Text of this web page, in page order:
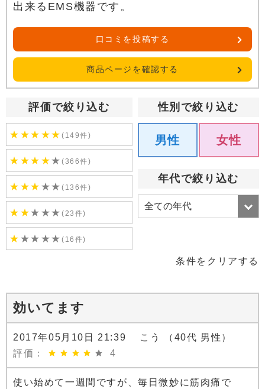
出来るEMS機器です。
口コミを投稿する
商品ページを確認する
評価で絞り込む
★ ★★ ★★(149件)
★ ★★ ★★(366件)
★ ★★ ★★(136件)
★ ★★ ★★(23件)
★ ★★ ★★(16件)
性別で絞り込む
男性 女性
年代で絞り込む
条件をクリアする
効いてます
2017年05月10日 21:39 こう （40代 男性）
評価：
4
使い始めて一週間ですが、毎日微妙に筋肉痛で